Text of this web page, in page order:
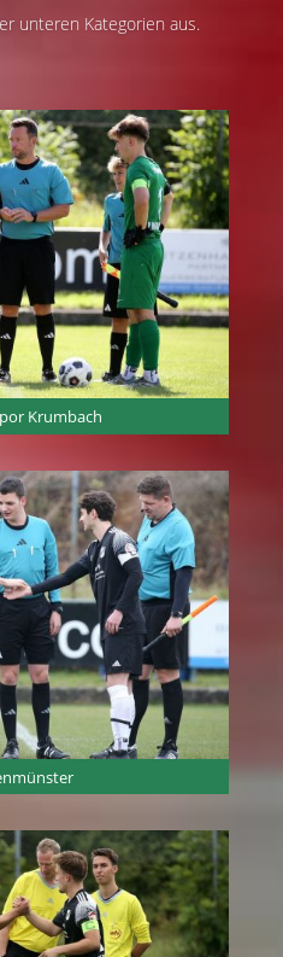
unteren Kategorien aus.
Krumbach